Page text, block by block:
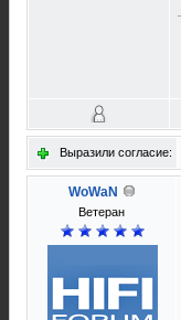
Выразили согласие:
WoWaN
Ветеран